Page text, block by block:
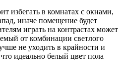
избегать в комнатах с окнами,
иначе помещение будет
играть на контрастах может
от комбинации светлого
не уходить в крайности и
идеально белый цвет пола